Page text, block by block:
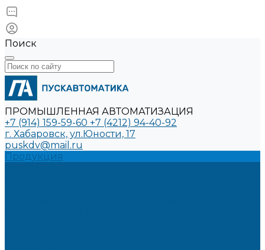
Поиск
ПРОМЫШЛЕННАЯ АВТОМАТИЗАЦИЯ
+7 (914) 159-59-60 +7 (4212) 94-40-92
г. Хабаровск, ул.Юности, 17
puskdv@mail.ru
Продукция